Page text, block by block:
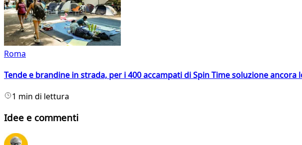
Roma
Tende e brandine in strada, per i 400 accampati di Spin Time soluzione ancora
1 min di lettura
Idee e commenti